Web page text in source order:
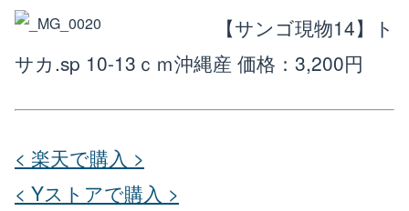
【サンゴ現物14】ト
サカ.sp 10-13ｃｍ沖縄産 価格：3,200円
< 楽天で購入 >
< Yストアで購入 >